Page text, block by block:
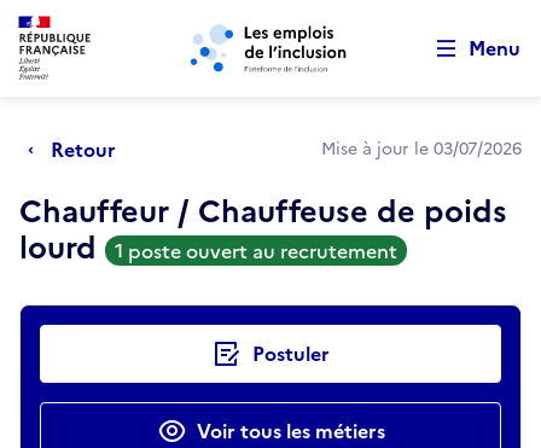
Aller au menu principal Aller au contenu principal
Menu
Retour Mise à jour le 03/07/2026
Chauffeur / Chauffeuse de poids
lourd 1 poste ouvert au recrutement
Actions rapides Postuler
Voir tous les métiers
Retour au début de la page
Panneau de gestion des cookies